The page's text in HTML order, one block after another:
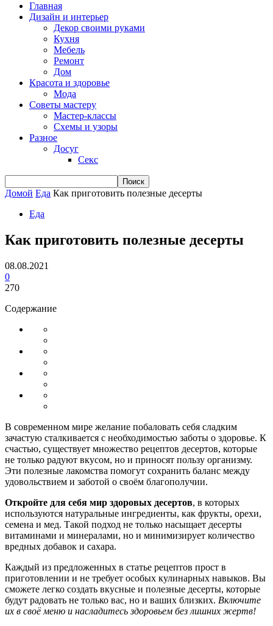
Главная
Дизайн и интерьер
Декор своими руками
Кухня
Мебель
Ремонт
Дом
Красота и здоровье
Мода
Советы мастеру
Мастер-классы
Схемы и узоры
Разное
Досуг
Секс
Домой Еда Как приготовить полезные десерты
Еда
Как приготовить полезные десерты
08.08.2021
0
270
Содержание
В современном мире желание побаловать себя сладким
зачастую сталкивается с необходимостью заботы о здоровье. К
счастью, существует множество рецептов десертов, которые
не только радуют вкусом, но и приносят пользу организму.
Эти полезные лакомства помогут сохранить баланс между
удовольствием и заботой о своём благополучии.
Откройте для себя мир здоровых десертов, в которых
используются натуральные ингредиенты, как фрукты, орехи,
семена и мед. Такой подход не только насыщает десерты
витаминами и минералами, но и минимизирует количество
вредных добавок и сахара.
Каждый из предложенных в статье рецептов прост в
приготовлении и не требует особых кулинарных навыков. Вы
сможете легко создать вкусные и полезные десерты, которые
будут радовать не только вас, но и ваших близких. Включите
их в своё меню и насладитесь здоровьем без лишних жертв!